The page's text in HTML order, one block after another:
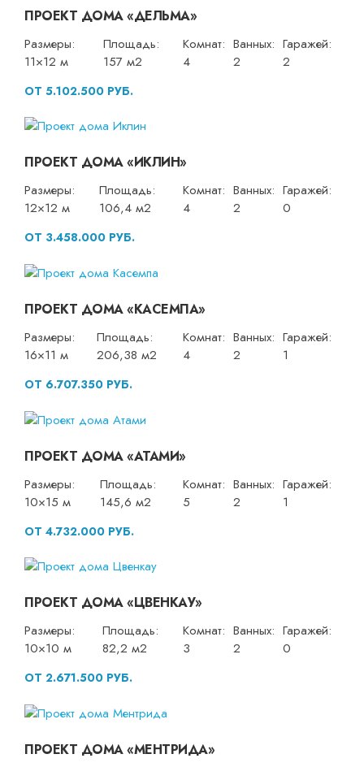
ПРОЕКТ ДОМА «ДЕЛЬМА»
Размеры:
11×12 м
Площадь:
157 м2
Комнат:
4
Ванных:
2
Гаражей:
2
ОТ 5.102.500 РУБ.
ПРОЕКТ ДОМА «ИКЛИН»
Размеры:
12×12 м
Площадь:
106,4 м2
Комнат:
4
Ванных:
2
Гаражей:
0
ОТ 3.458.000 РУБ.
ПРОЕКТ ДОМА «КАСЕМПА»
Размеры:
16×11 м
Площадь:
206,38 м2
Комнат:
4
Ванных:
2
Гаражей:
1
ОТ 6.707.350 РУБ.
ПРОЕКТ ДОМА «АТАМИ»
Размеры:
10×15 м
Площадь:
145,6 м2
Комнат:
5
Ванных:
2
Гаражей:
1
ОТ 4.732.000 РУБ.
ПРОЕКТ ДОМА «ЦВЕНКАУ»
Размеры:
10×10 м
Площадь:
82,2 м2
Комнат:
3
Ванных:
2
Гаражей:
0
ОТ 2.671.500 РУБ.
ПРОЕКТ ДОМА «МЕНТРИДА»